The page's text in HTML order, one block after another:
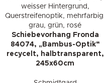
Schiebevorhang Fronda
84074, „Bambus-Optik“
recycelt, halbtransparent,
245x60cm